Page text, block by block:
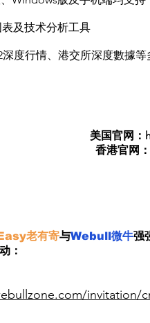
及技术分析工具
度行情、港交所深度數據
美国官网：
香港官网：
老有寄与Webull微牛强
：
invitation/